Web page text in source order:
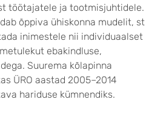
töötajatele ja tootmisjuhtidele.
õppiva ühiskonna mudelit, st
inimestele nii individuaalset
ebakindluse,
Suurema kõlapinna
ÜRO aastad 2005–2014
hariduse kümnendiks.